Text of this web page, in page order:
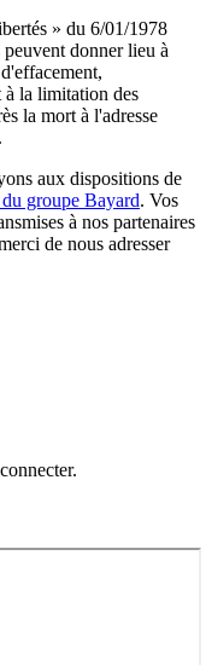
» du 6/01/1978
donner lieu à
à la limitation des
la mort à l'adresse
.
aux dispositions de
groupe Bayard. Vos
à nos partenaires
de nous adresser